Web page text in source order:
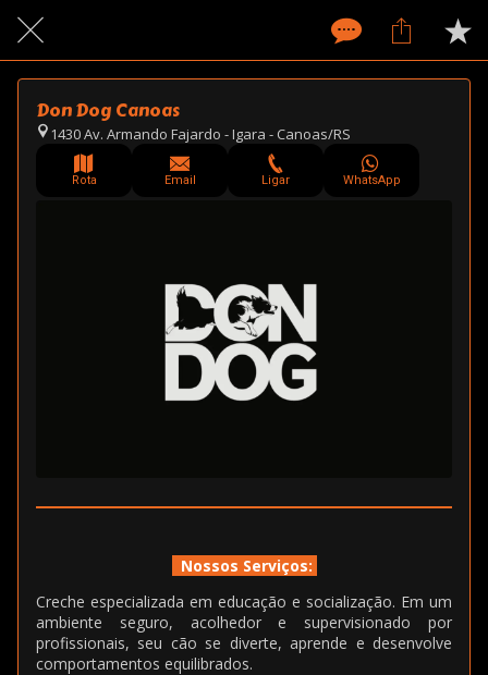
Don Dog Canoas
1430 Av. Armando Fajardo - Igara - Canoas/RS
Rota Email Ligar WhatsApp
Nossos Serviços:
Creche especializada em educação e socialização. Em um
ambiente seguro, acolhedor e supervisionado por
profissionais, seu cão se diverte, aprende e desenvolve
comportamentos equilibrados.